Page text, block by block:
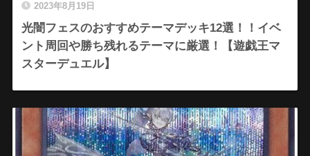
2023年8月19日
光闇フェスのおすすめテーマデッキ12選！！イベ
ント周回や勝ち残れるテーマに厳選！【遊戯王マ
スターデュエル】